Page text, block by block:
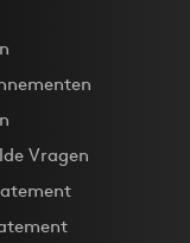
Vragen